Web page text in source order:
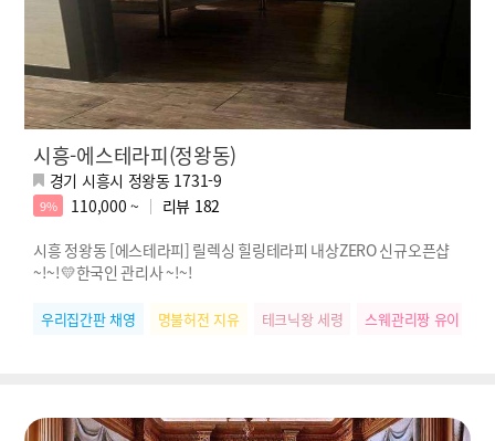
시흥-에스테라피(정왕동)
경기 시흥시 정왕동 1731-9
9% 110,000 ~ 리뷰 182
시흥 정왕동 [에스테라피] 릴렉싱 힐링테라피 내상ZERO 신규오픈샵
~!~!💛한국인 관리사 ~!~!
우리집간판 채영 명불허전 지유 테크닉왕 세령 스웨관리짱 유이